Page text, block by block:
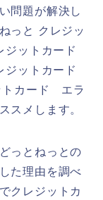
問題が解決し
っと クレジッ
ジットカード
ジットカード
トカード エラ
スメします。
っとねっとの
た理由を調べ
クレジットカ